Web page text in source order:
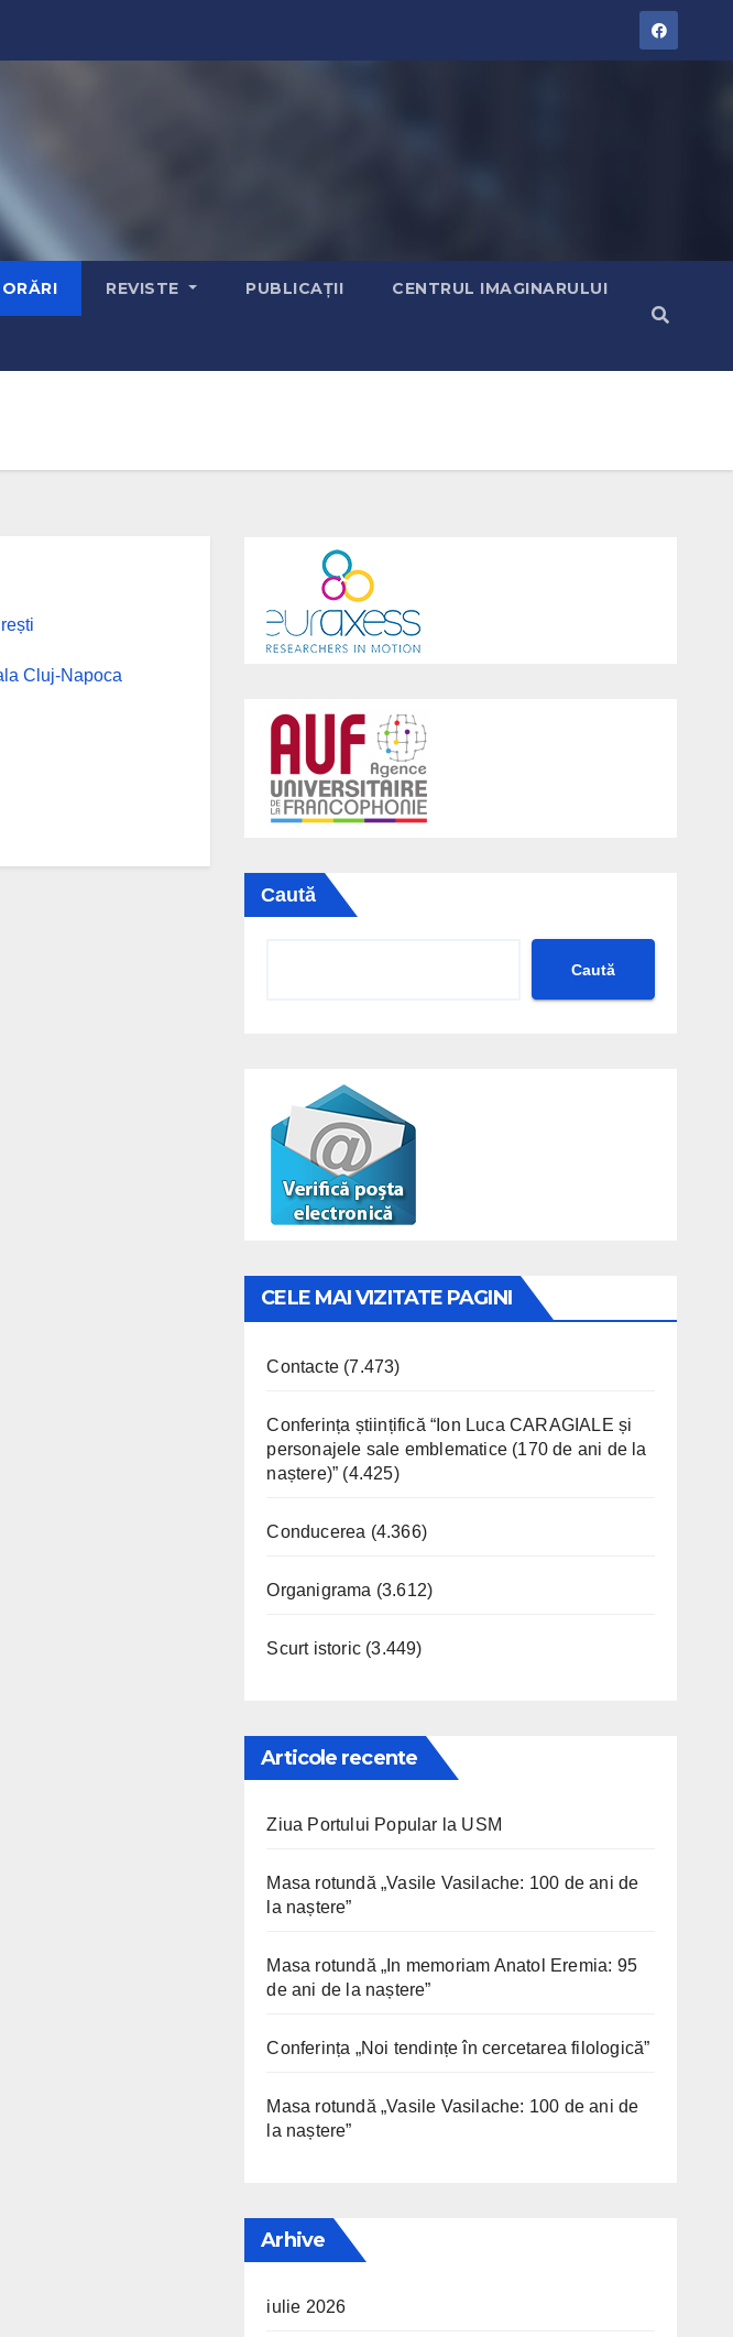
REVISTE PUBLICAȚII CENTRUL IMAGINARULUI
Cluj-Napoca
Caută
Caută
CELE MAI VIZITATE PAGINI
Contacte (7.473)
Conferința științifică “Ion Luca CARAGIALE și
personajele sale emblematice (170 de ani de la
naștere)” (4.425)
Conducerea (4.366)
Organigrama (3.612)
Scurt istoric (3.449)
Articole recente
Ziua Portului Popular la USM
Masa rotundă „Vasile Vasilache: 100 de ani de
la naștere”
Masa rotundă „In memoriam Anatol Eremia: 95
de ani de la naștere”
Conferința „Noi tendințe în cercetarea filologică”
Masa rotundă „Vasile Vasilache: 100 de ani de
la naștere”
Arhive
iulie 2026